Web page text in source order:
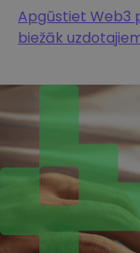
Apgūstiet Web3
biežāk